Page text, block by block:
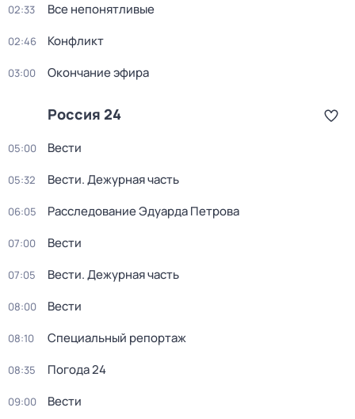
02:33 Все непонятливые
02:46 Конфликт
03:00 Окончание эфира
Россия 24
05:00 Вести
05:32 Вести. Дежурная часть
06:05 Расследование Эдуарда Петрова
07:00 Вести
07:05 Вести. Дежурная часть
08:00 Вести
08:10 Специальный репортаж
08:35 Погода 24
09:00 Вести